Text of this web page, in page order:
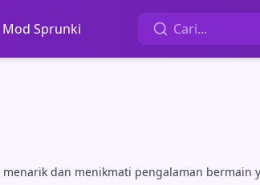
Mod Sprunki
dan menikmati pengalaman bermain